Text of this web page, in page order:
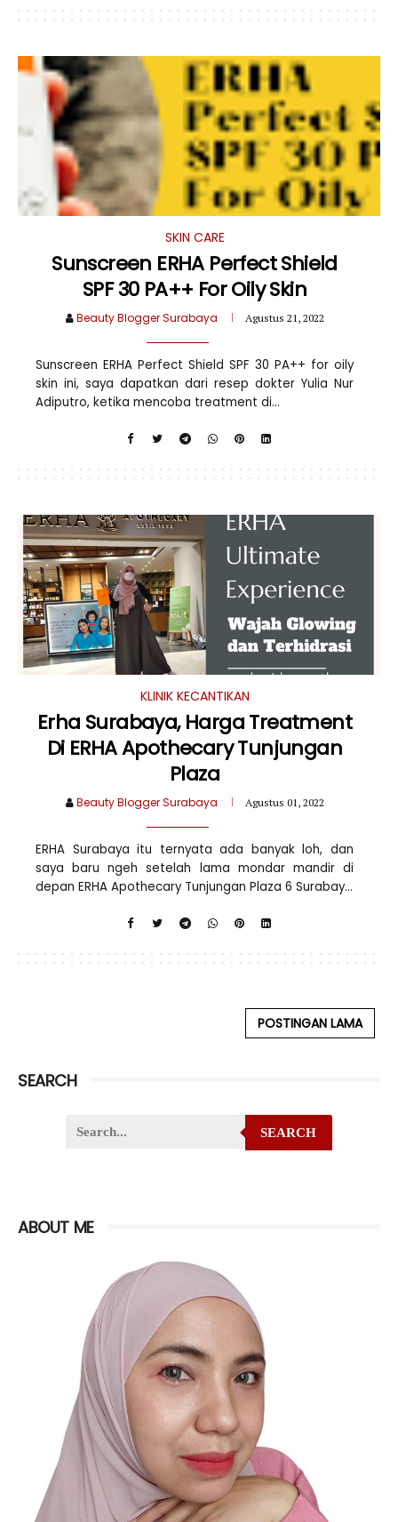
SKIN CARE
Sunscreen ERHA Perfect Shield
SPF 30 PA++ For Oily Skin
Beauty Blogger Surabaya Agustus 21, 2022
Sunscreen ERHA Perfect Shield SPF 30 PA++ for oily
skin ini, saya dapatkan dari resep dokter Yulia Nur
Adiputro, ketika mencoba treatment di...
KLINIK KECANTIKAN
Erha Surabaya, Harga Treatment
Di ERHA Apothecary Tunjungan
Plaza
Beauty Blogger Surabaya Agustus 01, 2022
ERHA Surabaya itu ternyata ada banyak loh, dan
saya baru ngeh setelah lama mondar mandir di
depan ERHA Apothecary Tunjungan Plaza 6 Surabay...
POSTINGAN LAMA
SEARCH
SEARCH
ABOUT ME